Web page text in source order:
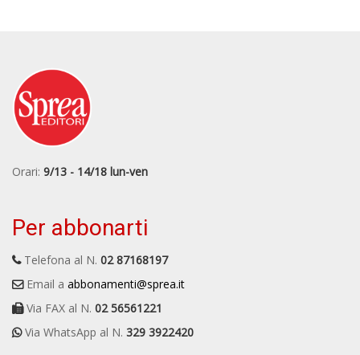
Orari: 9/13 - 14/18 lun-ven
Per abbonarti
Telefona al N. 02 87168197
Email a abbonamenti@sprea.it
Via FAX al N. 02 56561221
Via WhatsApp al N. 329 3922420